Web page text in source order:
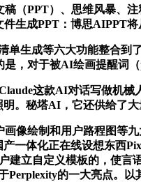
PPT）、思维风暴、注
生成PPT：博思AIPPT将
成等六大功能整合到
，对于被AI绘画提醒词（
这款AI对话写做机
。秘塔AI，它还供给了大
绘制和用户路程图等
一体化正在线设想东西
建立自定义模板的，使
的一大亮点。